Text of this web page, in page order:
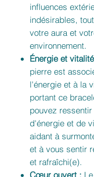
influences
indésirables,
votre aura et
environnement.
Énergie et
pierre est
l'énergie et à la
portant ce
pouvez
d'énergie et de
aidant à
et à vous sentir
et rafraîchi(e).